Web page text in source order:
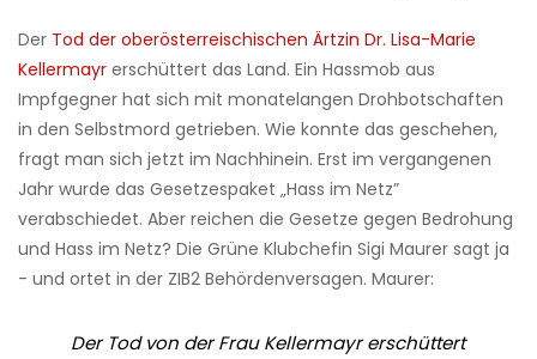
Der Tod der oberösterreischischen Ärtzin Dr. Lisa-Marie
Kellermayr erschüttert das Land. Ein Hassmob aus
Impfgegner hat sich mit monatelangen Drohbotschaften
in den Selbstmord getrieben. Wie konnte das geschehen,
fragt man sich jetzt im Nachhinein. Erst im vergangenen
Jahr wurde das Gesetzespaket „Hass im Netz”
verabschiedet. Aber reichen die Gesetze gegen Bedrohung
und Hass im Netz? Die Grüne Klubchefin Sigi Maurer sagt ja
- und ortet in der ZIB2 Behördenversagen. Maurer:
Der Tod von der Frau Kellermayr erschüttert